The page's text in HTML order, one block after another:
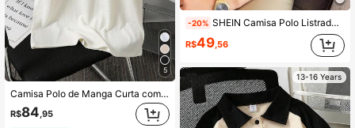
5
Camisa Polo de Manga Curta com Listras de Tricô Plano Colorblock para Adolescentes
R$84,95
-20% SHEIN Camisa Polo Listrada Texturizada Casual e Versátil para Adolescentes, Casual e Confortável, Adequada para Primavera/Verão, Uso Diário, Esportes, Passeios, Escola, Festas, Festivais, Sessões de Fotos
R$49,56
13-16 Years